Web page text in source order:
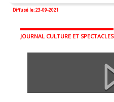
Diffusé le: 23-09-2021
JOURNAL CULTURE ET SPECTACLES